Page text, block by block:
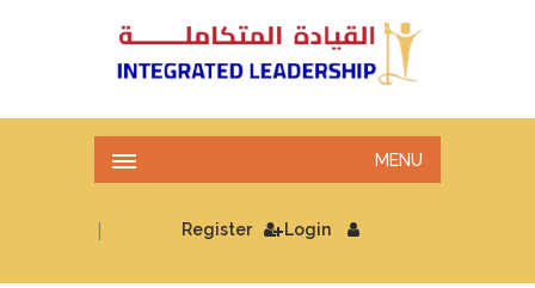
MENU
Login
| Register